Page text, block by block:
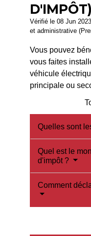
D'IMPÔT)
Vérifié le 08 Jun
et administrative
Vous pouvez
vous faites
véhicule
principale ou
Quelles sont
Quel est le
d'impôt ?
Comment